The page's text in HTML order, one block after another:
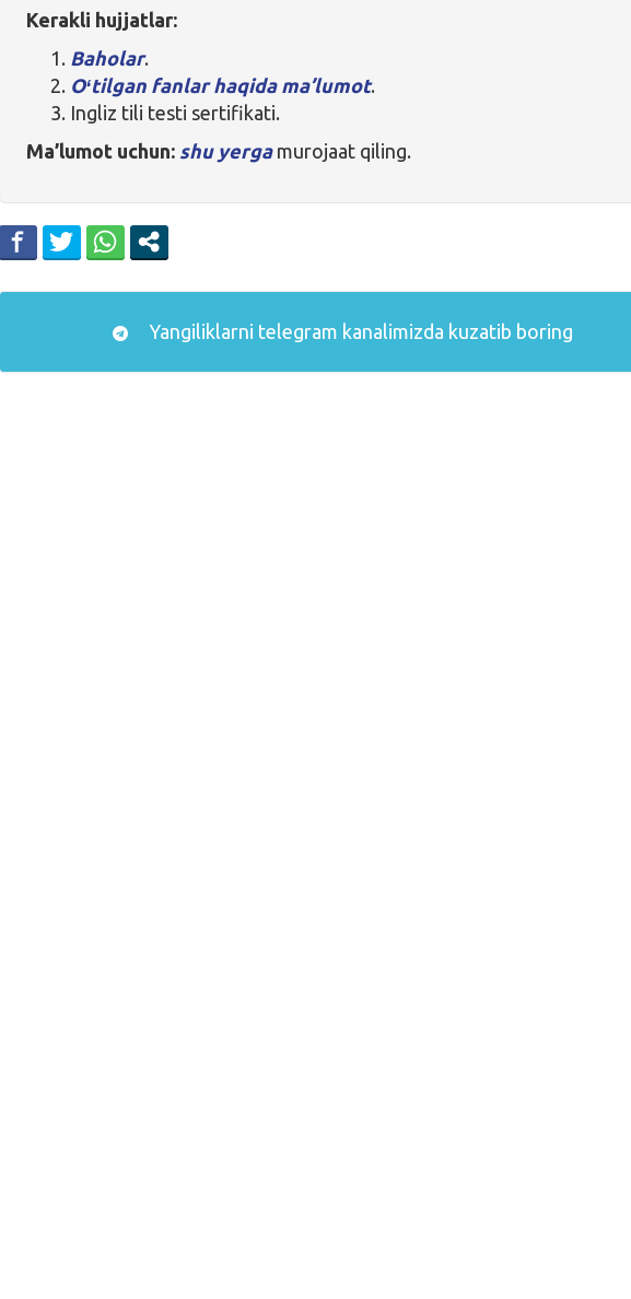
Kerakli hujjatlar:
Baholar.
Oʻtilgan fanlar haqida ma’lumot.
Ingliz tili testi sertifikati.
Ma’lumot uchun: shu yergamurojaat qiling.
Yangiliklarni telegram kanalimizda kuzatib boring